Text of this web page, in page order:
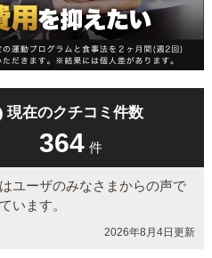
現在のクチコミ件数
364 件
ユーザのみなさまからの声で
います。
2026年8月4日更新